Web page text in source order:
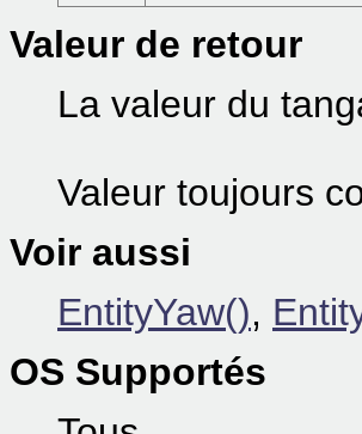
Valeur de retour
La valeur du
Valeur toujours
Voir aussi
EntityYaw(),
OS Supportés